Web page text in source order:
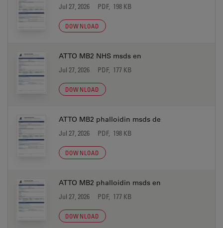
Jul 27, 2026 PDF, 198 KB
DOWNLOAD
ATTO MB2 NHS msds en
Jul 27, 2026 PDF, 177 KB
DOWNLOAD
ATTO MB2 phalloidin msds de
Jul 27, 2026 PDF, 198 KB
DOWNLOAD
ATTO MB2 phalloidin msds en
Jul 27, 2026 PDF, 177 KB
DOWNLOAD